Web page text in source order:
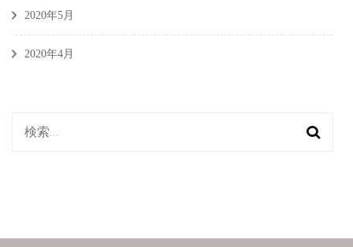
2020年5月
2020年4月
検